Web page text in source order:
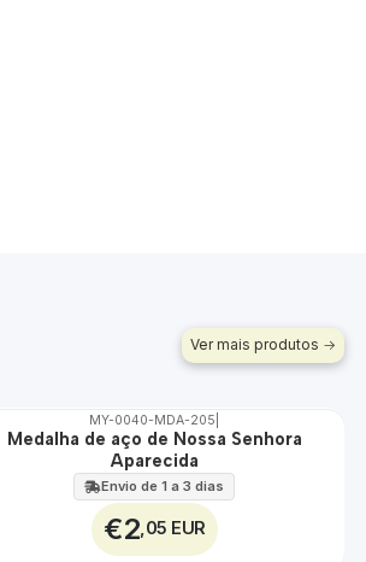
Ver mais produtos
🇵🇹
MY-0040-MDA-205
Medalha de aço de Nossa Senhora
Aparecida
Envio de 1 a 3 dias
€2 ,05 EUR